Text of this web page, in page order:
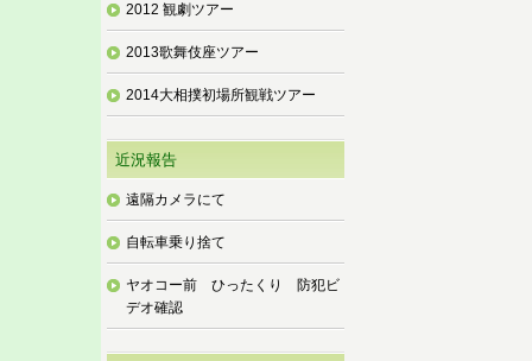
2012 観劇ツアー
2013歌舞伎座ツアー
2014大相撲初場所観戦ツアー
近況報告
遠隔カメラにて
自転車乗り捨て
ヤオコー前 ひったくり 防犯ビ
デオ確認